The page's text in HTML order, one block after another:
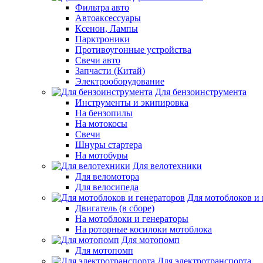
Фильтра авто
Автоаксессуары
Ксенон, Лампы
Парктроники
Противоугонные устройства
Свечи авто
Запчасти (Китай)
Электрооборудование
Для бензоинструмента
Инструменты и экипировка
На бензопилы
На мотокосы
Свечи
Шнуры стартера
На мотобуры
Для велотехники
Для веломотора
Для велосипеда
Для мотоблоков и
Двигатель (в сборе)
На мотоблоки и генераторы
На роторные косилоки мотоблока
Для мотопомп
Для мотопомп
Для электротранспорта